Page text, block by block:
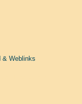
& Weblinks